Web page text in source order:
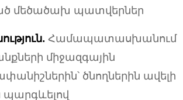
մեծածախ պատվերներ
Համապատասխանում
միջազգային
ծնողներին ավելի
պարգևելով